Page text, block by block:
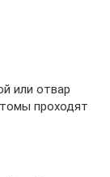
или отвар
проходят